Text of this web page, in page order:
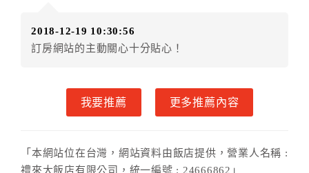
．訂單異動後，訂單費用總計小於原訂單費用總計時，
訂房者因故取消訂單辦理退款，依下列標準申辦：
◎住房日7天前辦理者，訂單費用扣除總計60%為手續費
◎住房日1天前辦理者，訂單費用扣除總計90%為手續費
2018-12-19 10:30:56
訂房網站的主動關心十分貼心！
我要推薦 更多推薦內容
「本網站位在台灣，網站資料由飯店提供，營業人名稱 :
禮來大飯店有限公司，統一編號 : 24666862」